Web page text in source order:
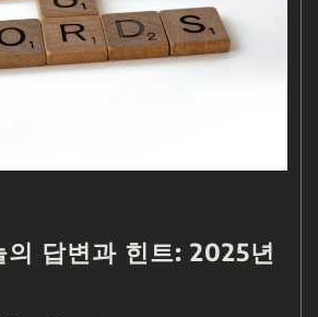
답변과 힌트: 2025년